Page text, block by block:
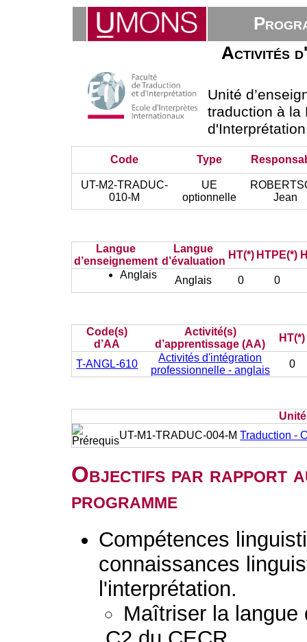
Activités
Unité
traduction à la
Code Type
UT-M2-TRADUC-
010-M
UE
optionnelle
Jean
Langue
d’enseignement
Langue
d’évaluation
HT(*) HTPE(*)
Anglais
Anglais 0 0
Code(s)
d’AA
Activité(s)
d’apprentissage (AA)
HT(*)
T-ANGL-610
Activités d'intégration
professionnelle - anglais
0
UT-M1-TRADUC-004-MTraduction -
Objectifs par rapport
programme
Compétences
connaissances
l'interprétation.
Maîtriser la langue